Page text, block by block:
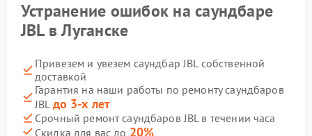
Устранение ошибок на саундбаре
JBL в Луганске
Привезем и увезем саундбар JBL собственной
доставкой
Гарантия на наши работы по ремонту саундбаров
JBL до 3-х лет
Срочный ремонт саундбаров JBL в течении часа
Скидка для вас до 20%